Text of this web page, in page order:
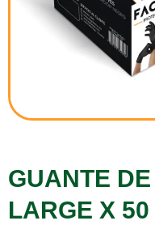
GUANTE
LARGE X